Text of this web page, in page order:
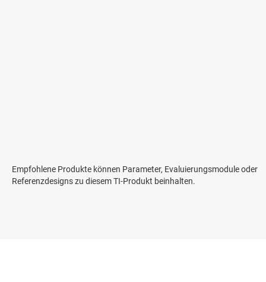
Empfohlene Produkte können Parameter, Evaluierungsmodule oder
Referenzdesigns zu diesem TI-Produkt beinhalten.